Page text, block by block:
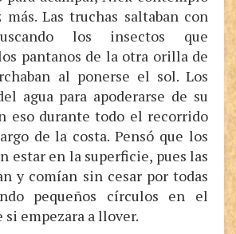
Las truchas saltaban con
los insectos que
pantanos de la otra orilla de
al ponerse el sol. Los
agua para apoderarse de su
eso durante todo el recorrido
de la costa. Pensó que los
estar en la superficie, pues las
y comían sin cesar por todas
pequeños círculos en el
si empezara a llover.